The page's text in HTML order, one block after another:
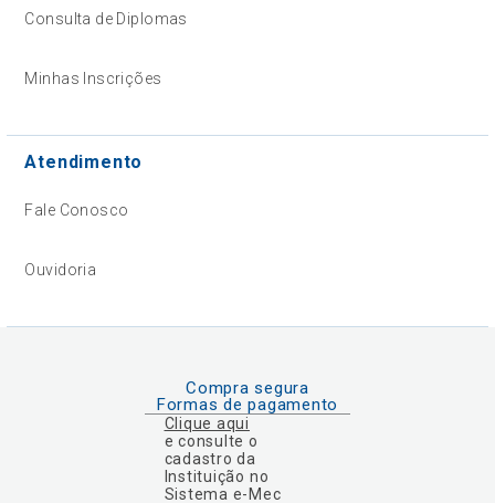
Consulta de Diplomas
Minhas Inscrições
Atendimento
Fale Conosco
Ouvidoria
Compra segura
Formas de pagamento
Clique aqui
e consulte o
cadastro da
Instituição no
Sistema e-Mec